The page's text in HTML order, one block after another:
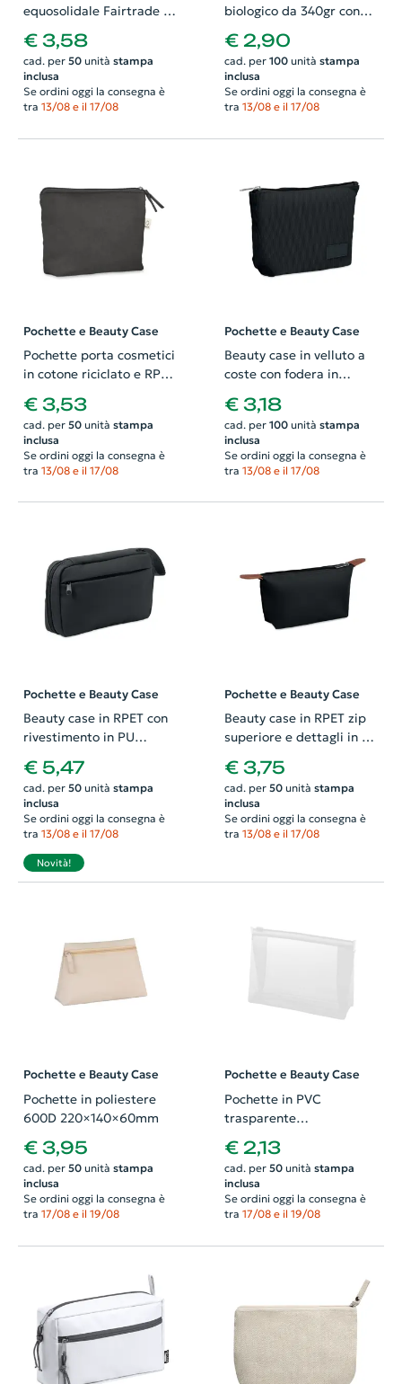
equosolidale Fairtrade da
180g
€ 3,58
cad. per 50unità stampa
inclusa
Se ordini oggi la consegna è
tra 13/08 e il 17/08
biologico da 340gr con
cerniera colorata
23x15cm
€ 2,90
cad. per 100unità stampa
inclusa
Se ordini oggi la consegna è
tra 13/08 e il 17/08
Pochette e Beauty Case
Pochette porta cosmetici
in cotone riciclato e RPET
€ 3,53
cad. per 50unità stampa
inclusa
Se ordini oggi la consegna è
tra 13/08 e il 17/08
Pochette e Beauty Case
Beauty case in velluto a
coste con fodera in
21x15cm
€ 3,18
cad. per 100unità stampa
inclusa
Se ordini oggi la consegna è
tra 13/08 e il 17/08
Pochette e Beauty Case
Beauty case in RPET con
rivestimento in PU
€ 5,47
cad. per 50unità stampa
inclusa
Se ordini oggi la consegna è
tra 13/08 e il 17/08
Novità!
Pochette e Beauty Case
Beauty case in RPET zip
superiore e dettagli in PU
€ 3,75
cad. per 50unità stampa
inclusa
Se ordini oggi la consegna è
tra 13/08 e il 17/08
Pochette e Beauty Case
Pochette in poliestere
600D 220×140×60mm
€ 3,95
cad. per 50unità stampa
inclusa
Se ordini oggi la consegna è
tra 17/08 e il 19/08
Pochette e Beauty Case
Pochette in PVC
trasparente
170×45×125mm
€ 2,13
cad. per 50unità stampa
inclusa
Se ordini oggi la consegna è
tra 17/08 e il 19/08